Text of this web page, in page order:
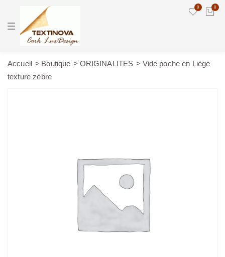
T
e
a
0 0
Accueil Boutique ORIGINALITES
Vide poche en Liège
texture zèbre